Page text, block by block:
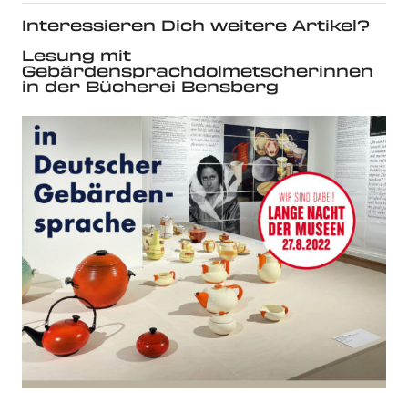
Interessieren Dich weitere Artikel?
Lesung mit
Gebärdensprachdolmetscherinnen
in der Bücherei Bensberg